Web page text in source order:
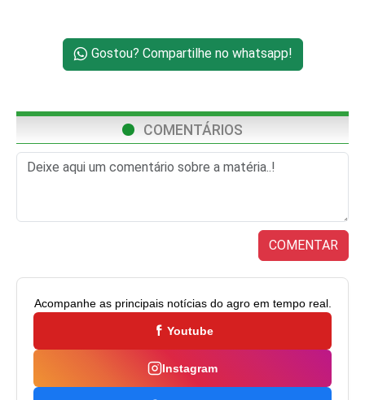
Gostou? Compartilhe no whatsapp!
COMENTÁRIOS
COMENTAR
Acompanhe as principais notícias do agro em tempo real.
Youtube
Instagram